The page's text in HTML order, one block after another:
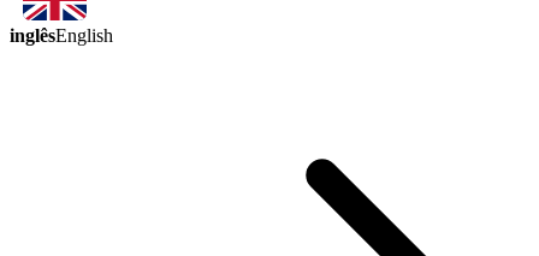
inglêsEnglish